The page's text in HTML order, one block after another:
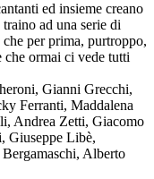
ed insieme creano
ad una serie di
per prima, purtroppo,
che ormai ci vede tutti
Gianni Grecchi,
Ferranti, Maddalena
Andrea Zetti, Giacomo
Giuseppe Libè,
Alberto